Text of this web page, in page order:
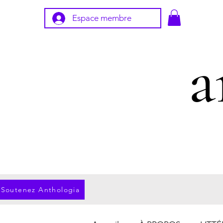
Espace membre
Soutenez Anthologia